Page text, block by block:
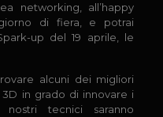
networking, all’happy
di fiera, e potrai
up del 19 aprile, le
alcuni dei migliori
in grado di innovare i
tecnici saranno